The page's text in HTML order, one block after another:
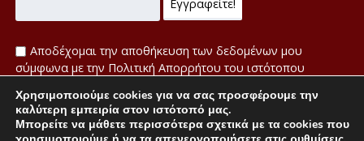
Αποδέχομαι την αποθήκευση των δεδομένων μου
σύμφωνα με την Πολιτική Απορρήτου του ιστότοπου
Πολιτική απορρήτου
Χρησιμοποιούμε cookies για να σας προσφέρουμε την
καλύτερη εμπειρία στον ιστότοπό μας.
Μπορείτε να μάθετε περισσότερα σχετικά με τα cookies που